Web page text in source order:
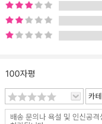
적이고 간략하게 설명한 후 무
는 제국』의 이야기를 펼친다.
지만 보다 세련되고 능수능란
이야기를 이끌어가는 것은 세
채 이 위기상황에 황제의 자리
어떻게 이득을 취할 것인지 고
기를 미리 예측하고 준비해온
어떤 다른 작품에서보다 개성
100자평
카